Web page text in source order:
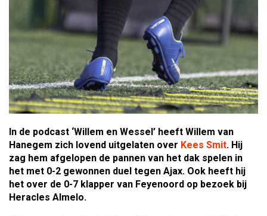
In de podcast ‘Willem en Wessel’ heeft Willem van
Hanegem zich lovend uitgelaten over Kees Smit. Hij
zag hem afgelopen de pannen van het dak spelen in
het met 0-2 gewonnen duel tegen Ajax. Ook heeft hij
het over de 0-7 klapper van Feyenoord op bezoek bij
Heracles Almelo.